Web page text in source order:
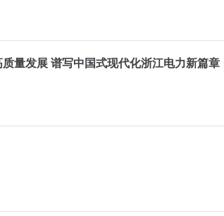
量发展 谱写中国式现代化浙江电力新篇章